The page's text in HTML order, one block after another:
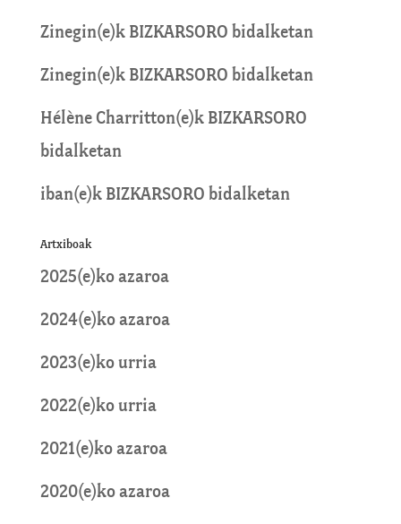
Zinegin(e)k BIZKARSORO bidalketan
Zinegin(e)k BIZKARSORO bidalketan
Hélène Charritton(e)k BIZKARSORO
bidalketan
iban(e)k BIZKARSORO bidalketan
Artxiboak
2025(e)ko azaroa
2024(e)ko azaroa
2023(e)ko urria
2022(e)ko urria
2021(e)ko azaroa
2020(e)ko azaroa